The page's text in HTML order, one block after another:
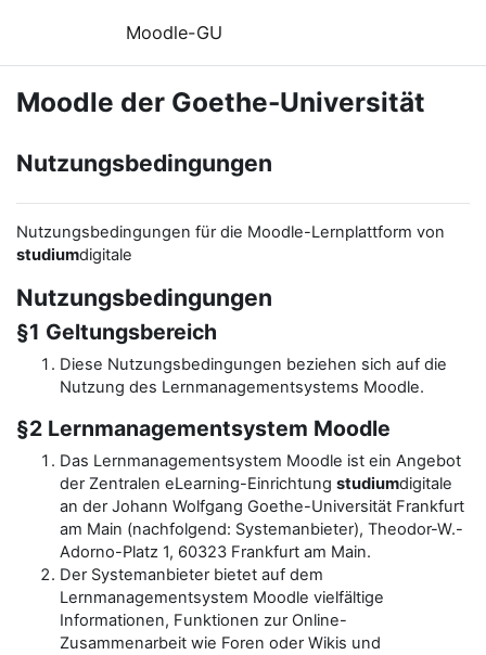
Moodle-GU
Moodle der Goethe-Universität
Nutzungsbedingungen
Nutzungsbedingungen für die Moodle-Lernplattform von
studiumdigitale
Nutzungsbedingungen
§1 Geltungsbereich
Diese Nutzungsbedingungen beziehen sich auf die
Nutzung des Lernmanagementsystems Moodle.
§2 Lernmanagementsystem Moodle
Das Lernmanagementsystem Moodle ist ein Angebot
der Zentralen eLearning-Einrichtung studiumdigitale
an der Johann Wolfgang Goethe-Universität Frankfurt
am Main (nachfolgend: Systemanbieter), Theodor-W.-
Adorno-Platz 1, 60323 Frankfurt am Main.
Der Systemanbieter bietet auf dem
Lernmanagementsystem Moodle vielfältige
Informationen, Funktionen zur Online-
Zusammenarbeit wie Foren oder Wikis und